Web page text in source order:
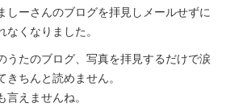
しーさんのブログを拝見しメールせずに
なくなりました。
うたのブログ、写真を拝見するだけで涙
きちんと読めません。
言えませんね。